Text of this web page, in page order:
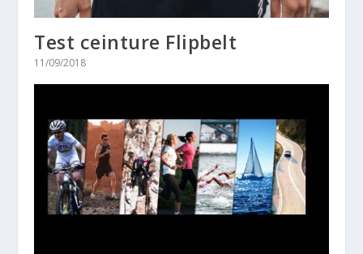
Test ceinture Flipbelt
11/09/2018